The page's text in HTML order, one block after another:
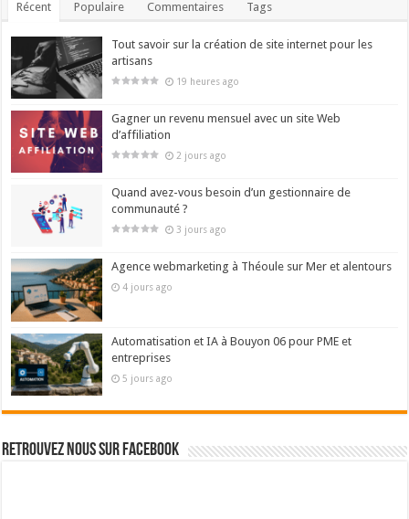
Récent Populaire Commentaires Tags
Tout savoir sur la création de site internet pour les
artisans
19 heures ago
Gagner un revenu mensuel avec un site Web
d’affiliation
2 jours ago
Quand avez-vous besoin d’un gestionnaire de
communauté ?
3 jours ago
Agence webmarketing à Théoule sur Mer et alentours
4 jours ago
Automatisation et IA à Bouyon 06 pour PME et
entreprises
5 jours ago
Retrouvez nous sur Facebook